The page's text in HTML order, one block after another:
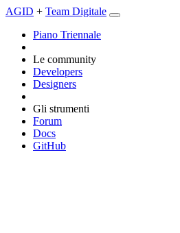
AGID + Team Digitale
Piano Triennale
Le community
Developers
Designers
Gli strumenti
Forum
Docs
GitHub